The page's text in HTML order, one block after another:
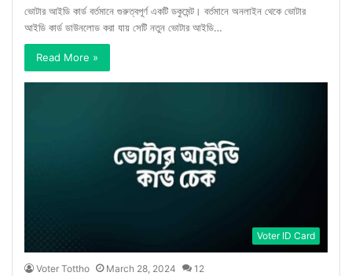
ভোটার আইডি কার্ড বর্তমানে গুরুত্বপূর্ণ একটি ডকুমেন্ট। বর্তমানে অনলাইন থেকে ভোটার
আইডি কার্ড ডাউনলোড করা যায় সেটি নতুন ভোটার আইডি…
Read More »
Voter ID Card
Voter Tottho March 28, 2024 12